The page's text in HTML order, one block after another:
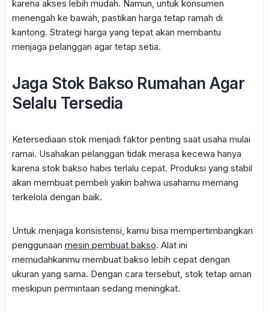
karena akses lebih mudah. Namun, untuk konsumen
menengah ke bawah, pastikan harga tetap ramah di
kantong. Strategi harga yang tepat akan membantu
menjaga pelanggan agar tetap setia.
Jaga Stok Bakso Rumahan Agar
Selalu Tersedia
Ketersediaan stok menjadi faktor penting saat usaha mulai
ramai. Usahakan pelanggan tidak merasa kecewa hanya
karena stok bakso habis terlalu cepat. Produksi yang stabil
akan membuat pembeli yakin bahwa usahamu memang
terkelola dengan baik.
Untuk menjaga konsistensi, kamu bisa mempertimbangkan
penggunaan mesin pembuat bakso. Alat ini
memudahkanmu membuat bakso lebih cepat dengan
ukuran yang sama. Dengan cara tersebut, stok tetap aman
meskipun permintaan sedang meningkat.